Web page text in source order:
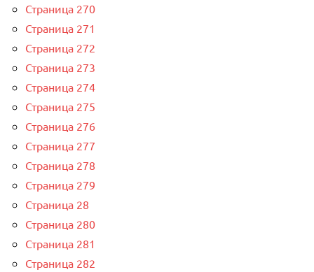
Страница 270
Страница 271
Страница 272
Страница 273
Страница 274
Страница 275
Страница 276
Страница 277
Страница 278
Страница 279
Страница 28
Страница 280
Страница 281
Страница 282